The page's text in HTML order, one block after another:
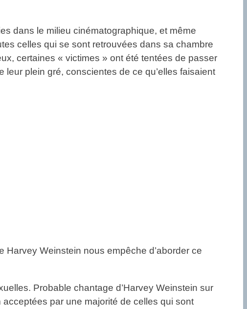
dans le milieu cinématographique, et même
celles qui se sont retrouvées dans sa chambre
certaines « victimes » ont été tentées de passer
leur plein gré, conscientes de ce qu’elles faisaient
Weinstein nous empêche d’aborder ce
Probable chantage d’Harvey Weinstein sur
par une majorité de celles qui sont